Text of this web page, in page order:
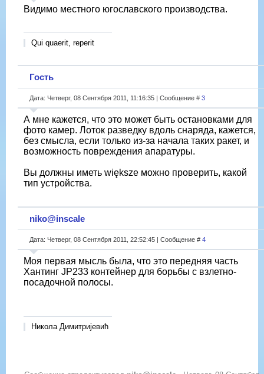
Видимо местного югославского производства.
Qui quaerit, reperit
Гость
Дата: Четверг, 08 Сентября 2011, 11:16:35 | Сообщение # 3
А мне кажется, что это может быть остановками для
фото камер. Лоток разведку вдоль снаряда, кажется,
без смысла, если только из-за начала таких ракет, и
возможность повреждения апаратуры.
Вы должны иметь większе можно проверить, какой
тип устройства.
niko@inscale
Дата: Четверг, 08 Сентября 2011, 22:52:45 | Сообщение # 4
Моя первая мысль была, что это передняя часть
Хaнтинг JP233 контейнер для борьбы с взлетно-
посадочной полосы.
Никола Димитријевић